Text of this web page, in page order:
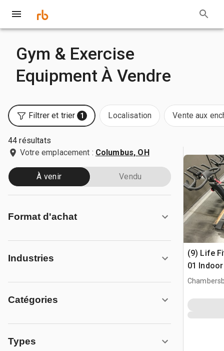
Gym & Exercise
Equipment À Vendre
Filtrer et trier 1 Localisation Vente aux
44 résultats
Votre emplacement : Columbus, OH
À venir Vendu
Format d'achat
Industries
Catégories
Types
(9) Life
01